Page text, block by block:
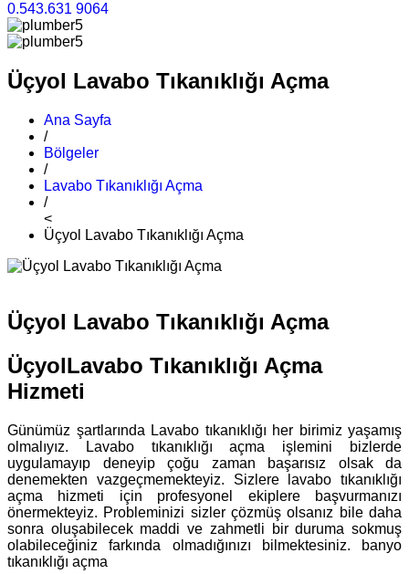
0.543.631 9064
Üçyol Lavabo Tıkanıklığı Açma
Ana Sayfa
/
Bölgeler
/
Lavabo Tıkanıklığı Açma
/
<
Üçyol Lavabo Tıkanıklığı Açma
Üçyol Lavabo Tıkanıklığı Açma
ÜçyolLavabo Tıkanıklığı Açma
Hizmeti
Günümüz şartlarında Lavabo tıkanıklığı her birimiz yaşamış
olmalıyız. Lavabo tıkanıklığı açma işlemini bizlerde
uygulamayıp deneyip çoğu zaman başarısız olsak da
denemekten vazgeçmemekteyiz. Sizlere lavabo tıkanıklığı
açma hizmeti için profesyonel ekiplere başvurmanızı
önermekteyiz. Probleminizi sizler çözmüş olsanız bile daha
sonra oluşabilecek maddi ve zahmetli bir duruma sokmuş
olabileceğiniz farkında olmadığınızı bilmektesiniz. banyo
tıkanıklığı açma